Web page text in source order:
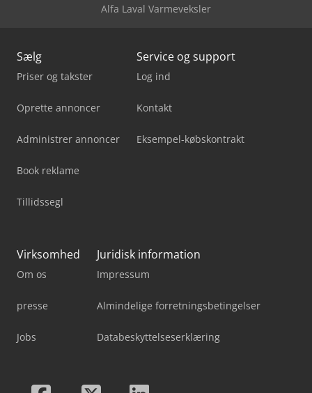
Alfa Laval Varmeveksler
Sælg
Priser og takster
Oprette annoncer
Administrer annoncer
Book reklame
Tillidssegl
Service og support
Log ind
Kontakt
Eksempel-købskontrakt
Virksomhed
Om os
presse
Jobs
Juridisk information
Impressum
Almindelige forretningsbetingelser
Databeskyttelseserklæring